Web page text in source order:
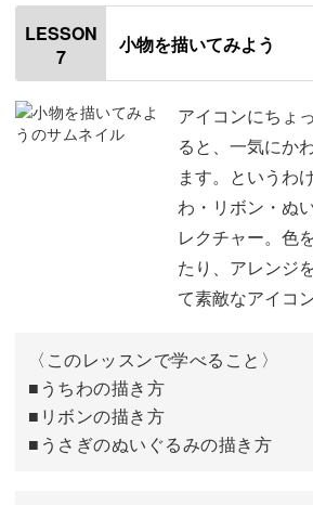
はじめに
使用道具
洋服を描くときのポイント
正面向き×パフスリーブの描き方
横向き×パーカーの描き方
後ろ向き×ニットの描き方
LESSON
7
小物を描いてみよう
アイコンにちょ
ると、一気にか
ます。というわ
わ・リボン・ぬ
レクチャー。色
たり、アレンジ
て素敵なアイコ
〈このレッスンで学べること〉
■うちわの描き方
■リボンの描き方
■うさぎのぬいぐるみの描き方